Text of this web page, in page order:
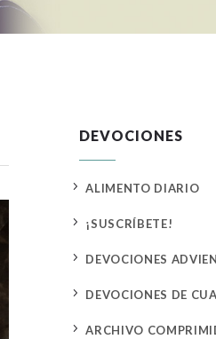
DEVOCIONES
5 ALIMENTO DIARIO
5 ¡SUSCRÍBETE!
5 DEVOCIONES
5 DEVOCIONES DE
5 ARCHIVO